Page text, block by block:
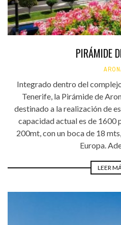
PIRÁMIDE
Integrado dentro del
Tenerife, la Pirámide de
destinado a la realización de
capacidad actual es de 1600
200mt, con un boca de 18
Europa.
LEER